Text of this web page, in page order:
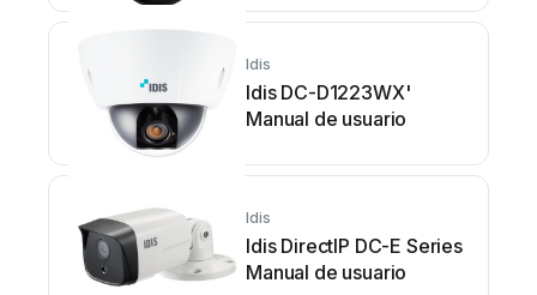
Idis
Idis DC-D1223WX'
Manual de usuario
Idis
Idis DirectIP DC-E Series
Manual de usuario